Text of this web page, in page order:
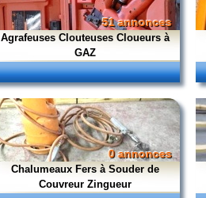
51 annonces
Agrafeuses Clouteuses Cloueurs à
GAZ
0 annonces
Chalumeaux Fers à Souder de
Couvreur Zingueur